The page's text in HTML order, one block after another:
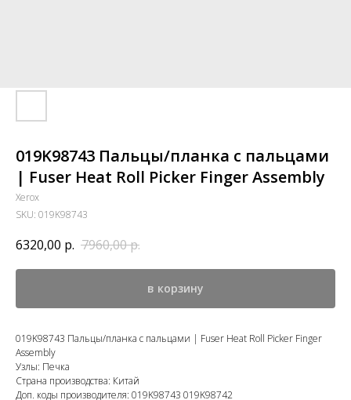
019K98743 Пальцы/планка с пальцами
| Fuser Heat Roll Picker Finger Assembly
Xerox
SKU: 019K98743
6320,00 р. 7960,00р.
в корзину
019K98743 Пальцы/планка с пальцами | Fuser Heat Roll Picker Finger
Assembly
Узлы: Печка
Страна производства: Китай
Доп. коды производителя: 019K98743 019K98742